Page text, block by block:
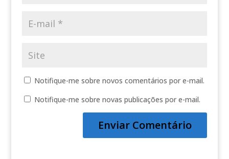
Notifique-me sobre novos comentários por e-mail.
Notifique-me sobre novas publicações por e-mail.